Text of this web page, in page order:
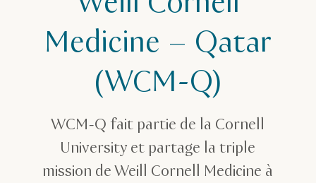
Medicine – Qatar
(WCM-Q)
WCM-Q fait partie de la Cornell
University et partage la triple
mission de Weill Cornell Medicine à